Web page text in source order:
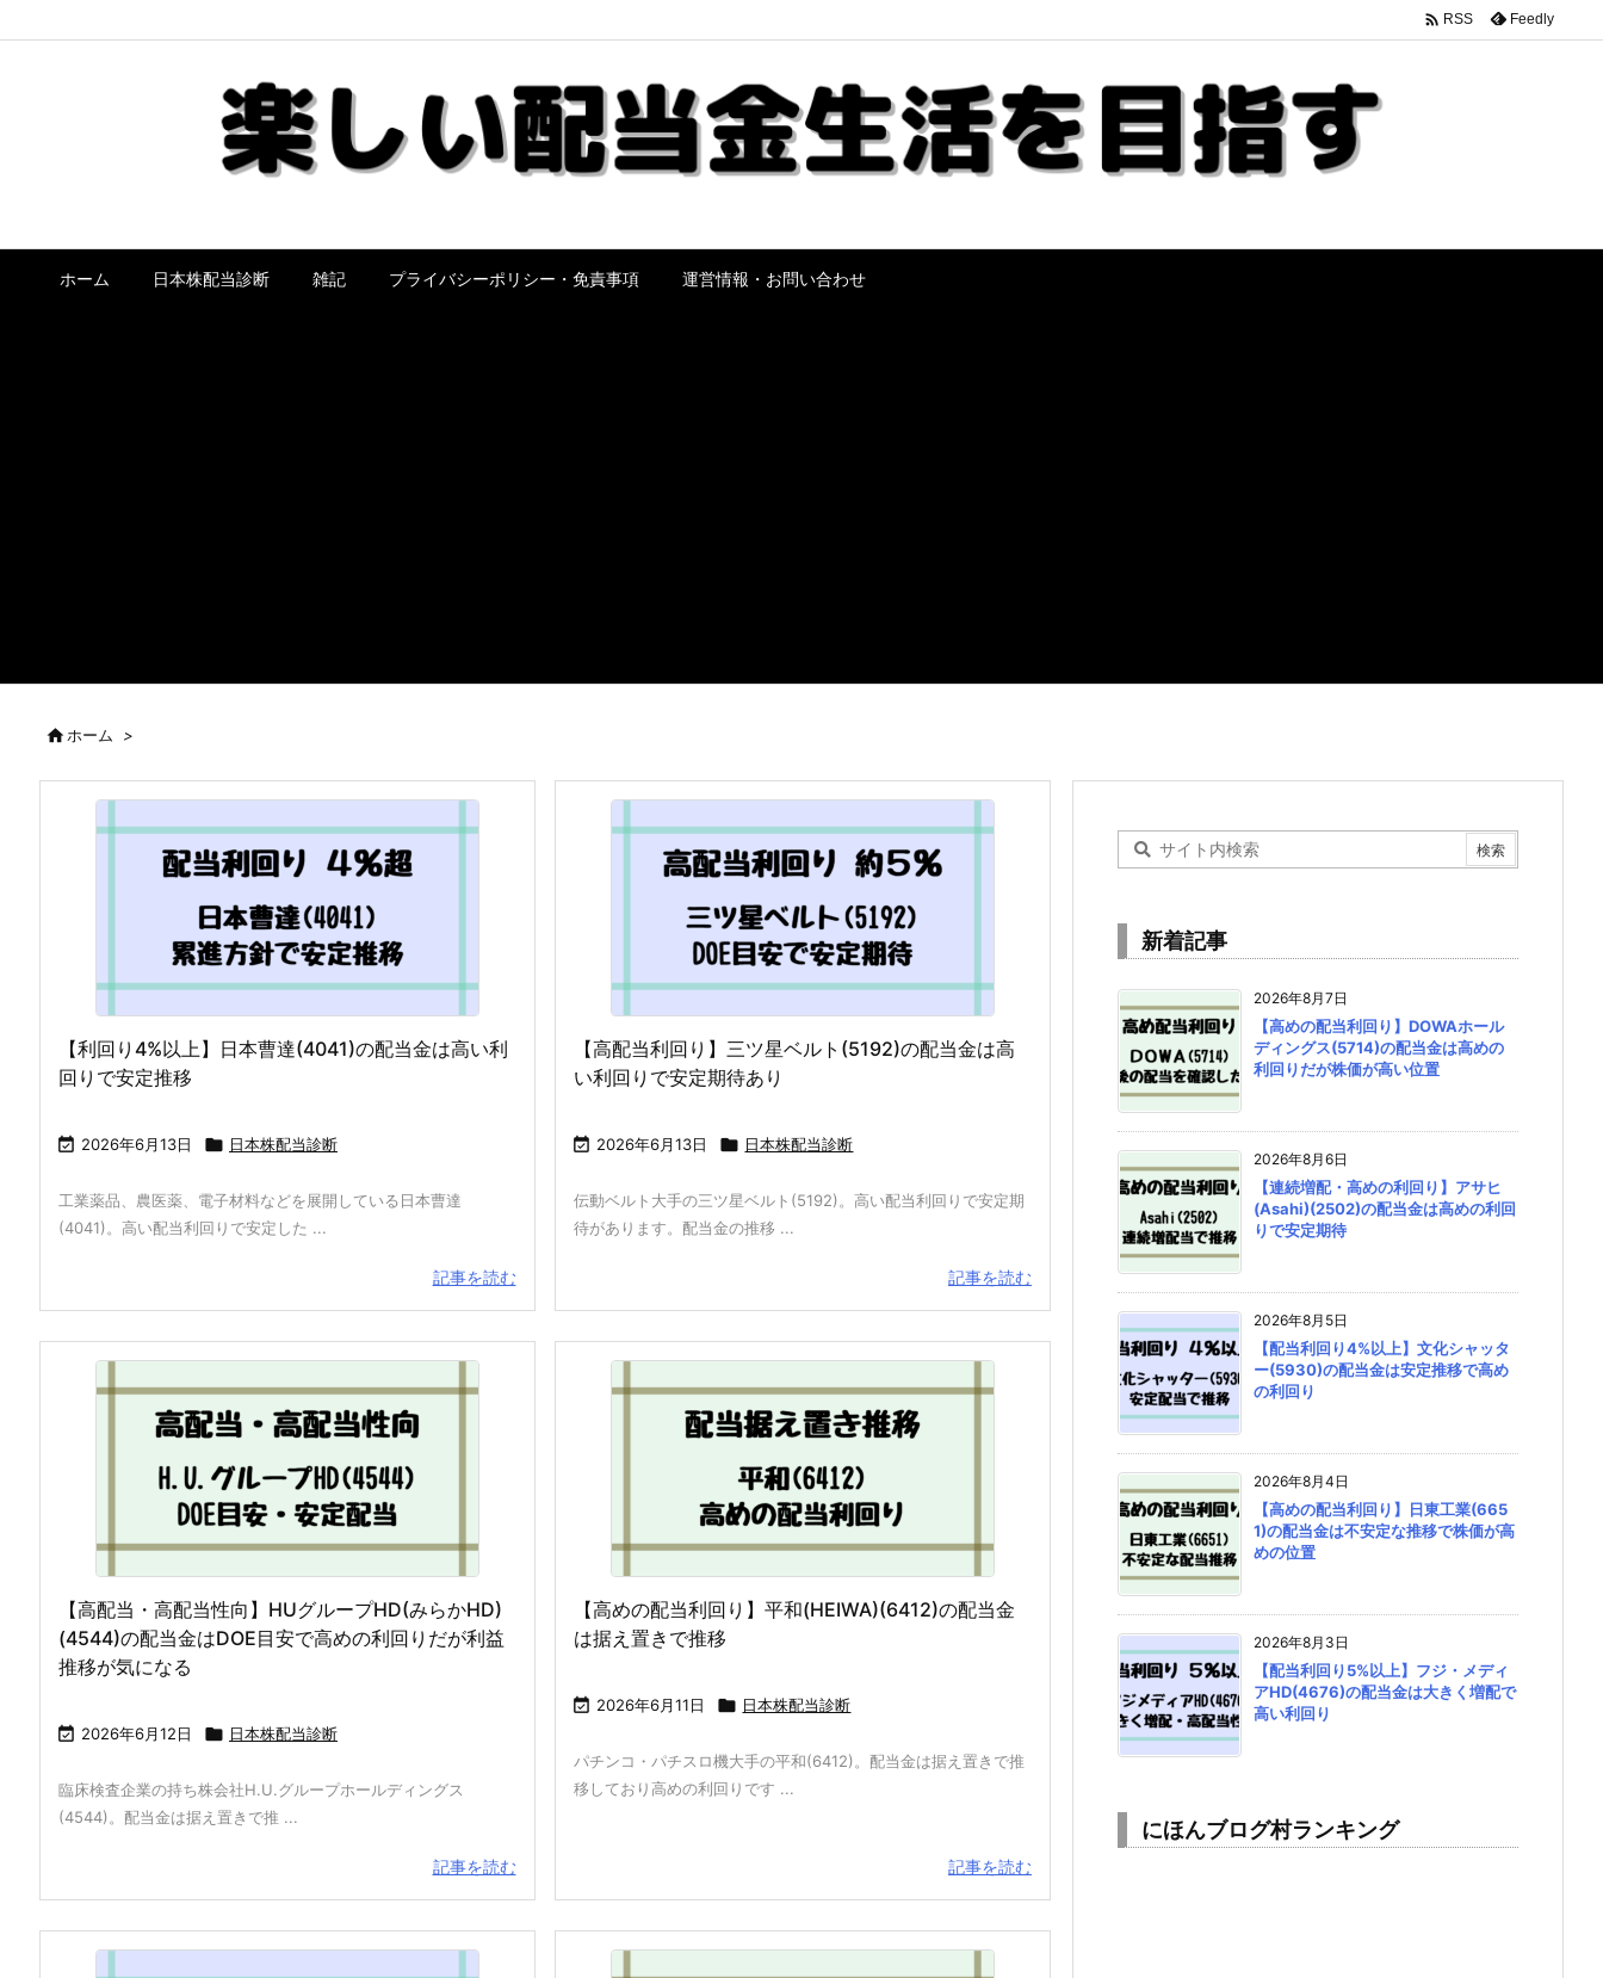
ホーム 日本株配当診断 雑記 プライバシーポリシー・免責事項 運営情報・お問い合わせ
 RSS Feedly
ホーム >
【利回り4%以上】日本曹達(4041)の配当金は高い利
回りで安定推移
 2026年6月13日  日本株配当診断
工業薬品、農医薬、電子材料などを展開している日本曹達
(4041)。高い配当利回りで安定した ...
記事を読む
【高配当利回り】三ツ星ベルト(5192)の配当金は高
い利回りで安定期待あり
 2026年6月13日  日本株配当診断
伝動ベルト大手の三ツ星ベルト(5192)。高い配当利回りで安定期
待があります。配当金の推移 ...
記事を読む
【高配当・高配当性向】HUグループHD(みらかHD)
(4544)の配当金はDOE目安で高めの利回りだが利益
推移が気になる
 2026年6月12日  日本株配当診断
臨床検査企業の持ち株会社H.U.グループホールディングス
(4544)。配当金は据え置きで推 ...
記事を読む
【高めの配当利回り】平和(HEIWA)(6412)の配当金
は据え置きで推移
 2026年6月11日  日本株配当診断
パチンコ・パチスロ機大手の平和(6412)。配当金は据え置きで推
移しており高めの利回りです ...
記事を読む
新着記事
2026年8月7日
【高めの配当利回り】DOWAホール
ディングス(5714)の配当金は高めの
利回りだが株価が高い位置
2026年8月6日
【連続増配・高めの利回り】アサヒ
(Asahi)(2502)の配当金は高めの利回
りで安定期待
2026年8月5日
【配当利回り4%以上】文化シャッタ
ー(5930)の配当金は安定推移で高め
の利回り
2026年8月4日
【高めの配当利回り】日東工業(665
1)の配当金は不安定な推移で株価が高
めの位置
2026年8月3日
【配当利回り5%以上】フジ・メディ
アHD(4676)の配当金は大きく増配で
高い利回り
にほんブログ村ランキング